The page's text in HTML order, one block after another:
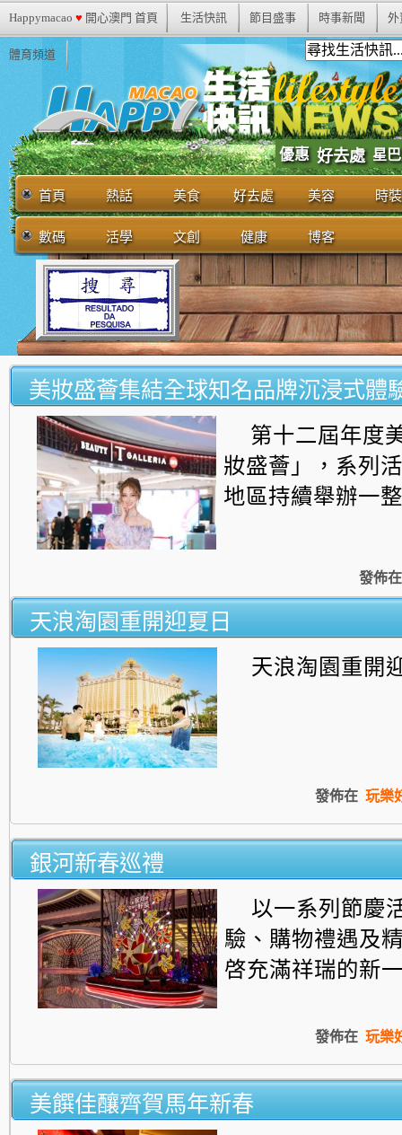
Happymacao ♥ 開心澳門 首頁 生活快訊 節目盛事 時事新聞 外
體育頻道
優惠 好去處 星
首頁 熱話 美食 好去處 美容 時裝
數碼 活學 文創 健康 博客
美妝盛薈集結全球知名品牌沉浸式體
第十二屆年度
妝盛薈」，系列
地區持續舉辦一
發佈在
天浪淘園重開迎夏日
天浪淘園重開
發佈在 玩樂
銀河新春巡禮
以一系列節慶
驗、購物禮遇及
啓充滿祥瑞的新
發佈在 玩樂
美饌佳釀齊賀馬年新春